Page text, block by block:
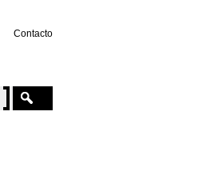
Contacto